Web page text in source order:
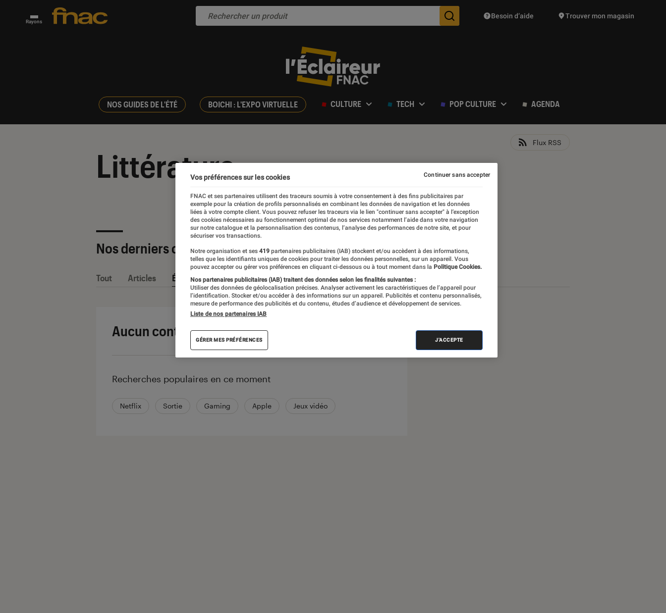
Rayons Des suggestions de produits vont vous être proposées
Besoin d’aide Trouver mon magasin
NOS GUIDES DE L'ÉTÉ BOICHI : L'EXPO VIRTUELLE CULTURE TECH POP CULTURE AGENDA
Littérature
Flux RSS
Nos derniers contenus
Tout Articles Événéments Sélections et guides
Aucun contenu ne correspond à votre recherche
Recherches populaires en ce moment
Netflix Sortie Gaming Apple Jeux vidéo
Vos préférences sur les cookies
FNAC et ses partenaires utilisent des traceurs soumis à votre consentement à des fins publicitaires par
exemple pour la création de profils personnalisés en combinant les données de navigation et les données
liées à votre compte client. Vous pouvez refuser les traceurs via le lien "continuer sans accepter" à l’exception
des cookies nécessaires au fonctionnement optimal de nos services notamment l’aide dans votre navigation
sur notre catalogue et la personnalisation des contenus, l’analyse des performances de notre site, et pour
sécuriser vos transactions.
Notre organisation et ses 419 partenaires publicitaires (IAB) stockent et/ou accèdent à des informations,
telles que les identifiants uniques de cookies pour traiter les données personnelles, sur un appareil. Vous
pouvez accepter ou gérer vos préférences en cliquant ci-dessous ou à tout moment dans la Politique Cookies.
Nos partenaires publicitaires (IAB) traitent des données selon les finalités suivantes :
Utiliser des données de géolocalisation précises. Analyser activement les caractéristiques de l’appareil pour
l’identification. Stocker et/ou accéder à des informations sur un appareil. Publicités et contenu personnalisés,
mesure de performance des publicités et du contenu, études d’audience et développement de services.
Liste de nos partenaires IAB
GÉRER MES PRÉFÉRENCES J'ACCEPTE
Continuer sans accepter